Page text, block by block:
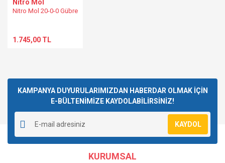
Nitro Mol
Nitro Mol 20-0-0 Gübre
1.745,00 TL
KAMPANYA DUYURULARIMIZDAN HABERDAR OLMAK İÇİN
E-BÜLTENİMİZE KAYDOLABİLİRSİNİZ!
KAYDOL
KURUMSAL